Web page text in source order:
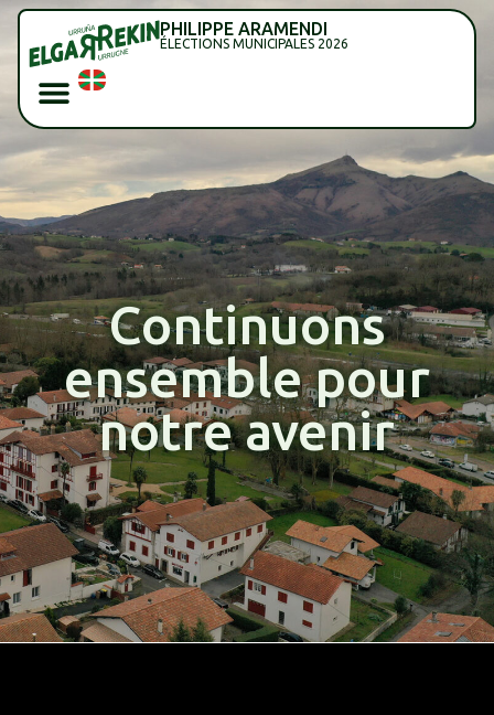
PHILIPPE ARAMENDI
ÉLECTIONS MUNICIPALES 2026
Continuons
ensemble pour
notre avenir